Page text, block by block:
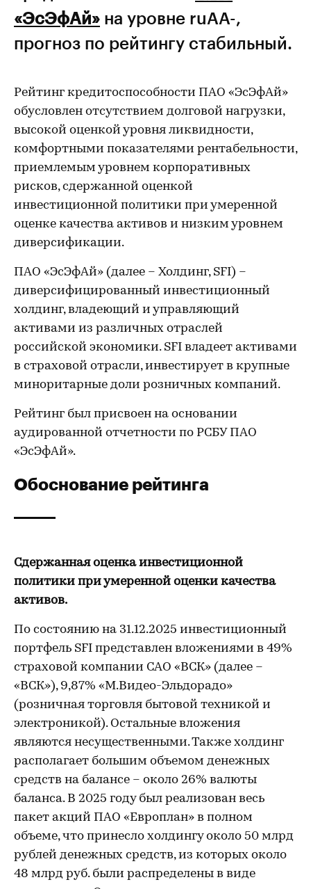
«ЭсЭфАй» на уровне ruAA-,
прогноз по рейтингу стабильный.
Рейтинг кредитоспособности ПАО «ЭсЭфАй»
обусловлен отсутствием долговой нагрузки,
высокой оценкой уровня ликвидности,
комфортными показателями рентабельности,
приемлемым уровнем корпоративных
рисков, сдержанной оценкой
инвестиционной политики при умеренной
оценке качества активов и низким уровнем
диверсификации.
ПАО «ЭсЭфАй» (далее – Холдинг, SFI) –
диверсифицированный инвестиционный
холдинг, владеющий и управляющий
активами из различных отраслей
российской экономики. SFI владеет активами
в страховой отрасли, инвестирует в крупные
миноритарные доли розничных компаний.
Рейтинг был присвоен на основании
аудированной отчетности по РСБУ ПАО
«ЭсЭфАй».
Обоснование рейтинга
Сдержанная оценка инвестиционной
политики при умеренной оценки качества
активов.
По состоянию на 31.12.2025 инвестиционный
портфель SFI представлен вложениями в 49%
страховой компании САО «ВСК» (далее –
«ВСК»), 9,87% «М.Видео-Эльдорадо»
(розничная торговля бытовой техникой и
электроникой). Остальные вложения
являются несущественными. Также холдинг
располагает большим объемом денежных
средств на балансе – около 26% валюты
баланса. В 2025 году был реализован весь
пакет акций ПАО «Европлан» в полном
объеме, что принесло холдингу около 50 млрд
рублей денежных средств, из которых около
48 млрд руб. были распределены в виде